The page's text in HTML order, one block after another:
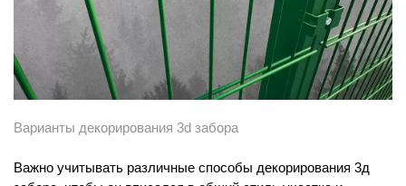
Варианты декорирования 3d забора
Важно учитывать различные способы декорирования 3д